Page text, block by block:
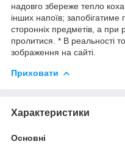
надовго збереже тепло
інших напоїв;
сторонніх предметів, а при
пролитися. * В реальності
зображення на сайті.
Приховати
Характеристики
Основні